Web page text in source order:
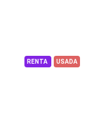
RENTA USADA